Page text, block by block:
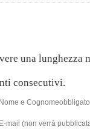
una lunghezza
consecutivi.
Nome e
E-mail (non verrà